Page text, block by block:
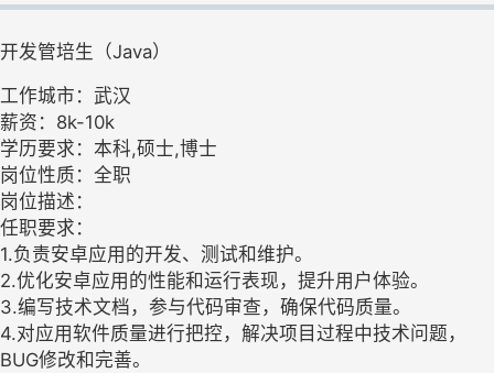
开发管培生（Java）
工作城市：武汉
薪资：8k-10k
学历要求：本科,硕士,博士
岗位性质：全职
岗位描述：
任职要求：
1.负责安卓应用的开发、测试和维护。
2.优化安卓应用的性能和运行表现，提升用户体验。
3.编写技术文档，参与代码审查，确保代码质量。
4.对应用软件质量进行把控，解决项目过程中技术问题，
BUG修改和完善。